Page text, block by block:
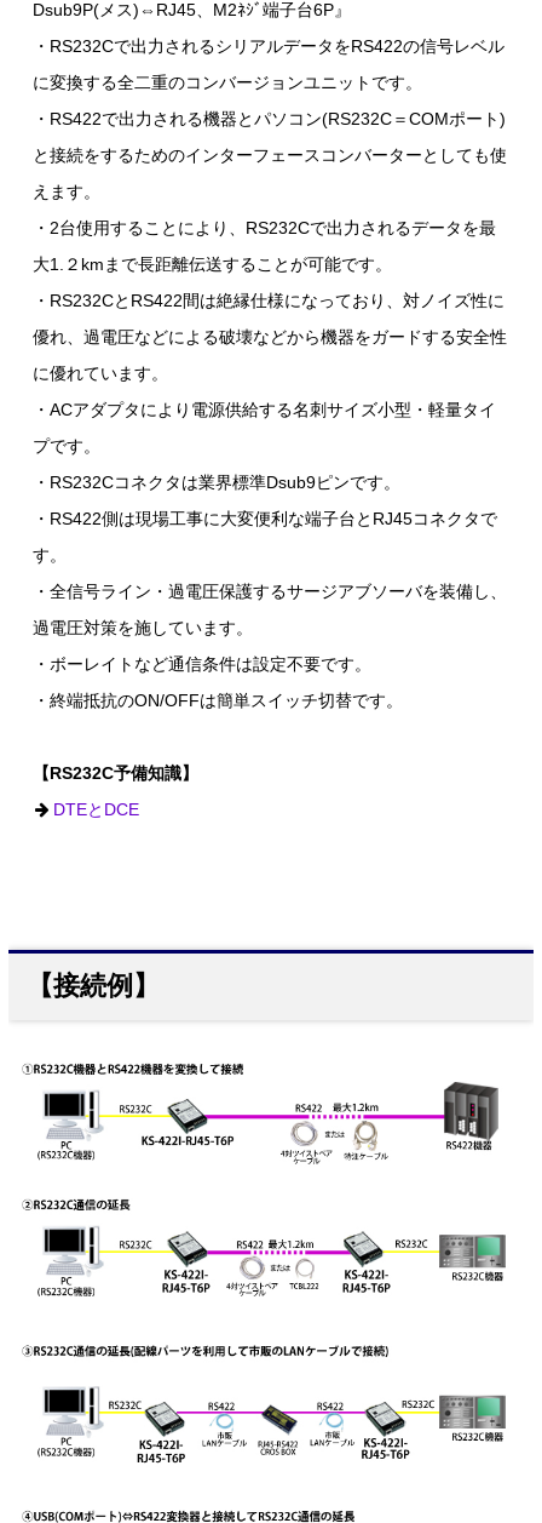
Dsub9P(メス)⇔RJ45、M2ﾈｼﾞ端子台6P』
・RS232Cで出力されるシリアルデータをRS422の信号レベル
に変換する全二重のコンバージョンユニットです。
・RS422で出力される機器とパソコン(RS232C＝COMポート)
と接続をするためのインターフェースコンバーターとしても使
えます。
・2台使用することにより、RS232Cで出力されるデータを最
大1.２kmまで長距離伝送することが可能です。
・RS232CとRS422間は絶縁仕様になっており、対ノイズ性に
優れ、過電圧などによる破壊などから機器をガードする安全性
に優れています。
・ACアダプタにより電源供給する名刺サイズ小型・軽量タイ
プです。
・RS232Cコネクタは業界標準Dsub9ピンです。
・RS422側は現場工事に大変便利な端子台とRJ45コネクタで
す。
・全信号ライン・過電圧保護するサージアブソーバを装備し、
過電圧対策を施しています。
・ボーレイトなど通信条件は設定不要です。
・終端抵抗のON/OFFは簡単スイッチ切替です。
【RS232C予備知識】
DTEとDCE
【接続例】